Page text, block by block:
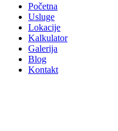
Početna
Usluge
Lokacije
Kalkulator
Galerija
Blog
Kontakt